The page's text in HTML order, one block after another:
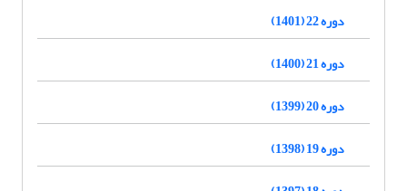
دوره 22 (1401)
دوره 21 (1400)
دوره 20 (1399)
دوره 19 (1398)